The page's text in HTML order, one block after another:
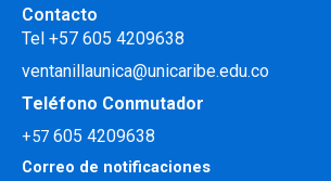
Contacto
Tel +57 605 4209638
ventanillaunica@unicaribe.edu.co
Teléfono Conmutador
+57 605 4209638
Correo de notificaciones